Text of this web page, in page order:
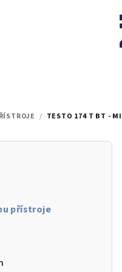
/ TESTO 174 T BT -
přístroje